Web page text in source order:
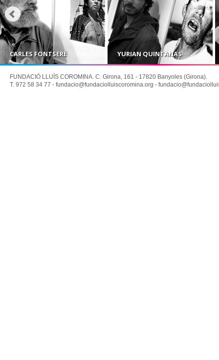
CARLES FONTSERÈ YURIAN QUINTANAS
FUNDACIÓ LLUÍS COROMINA. C. Girona, 161 - 17820 Banyoles (Girona).
T. 972 58 34 77 - fundacio@fundaciolluiscoromina.org -